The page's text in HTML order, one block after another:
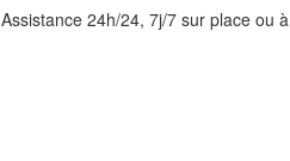
Assistance 24h/24, 7j/7 sur place ou à